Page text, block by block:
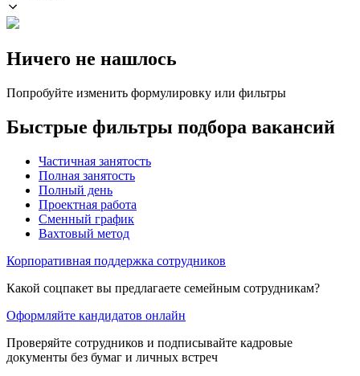
Ничего не нашлось
Попробуйте изменить формулировку или фильтры
Быстрые фильтры подбора вакансий
Частичная занятость
Полная занятость
Полный день
Проектная работа
Сменный график
Вахтовый метод
Корпоративная поддержка сотрудников
Какой соцпакет вы предлагаете семейным сотрудникам?
Оформляйте кандидатов онлайн
Проверяйте сотрудников и подписывайте кадровые
документы без бумаг и личных встреч